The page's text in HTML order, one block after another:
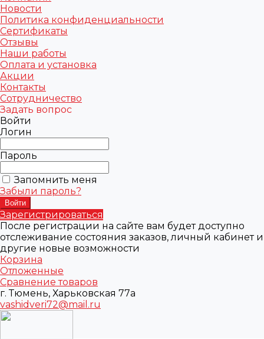
Новости
Политика конфиденциальности
Сертификаты
Отзывы
Наши работы
Оплата и установка
Акции
Контакты
Сотрудничество
Задать вопрос
Войти
Логин
Пароль
Запомнить меня
Забыли пароль?
Зарегистрироваться
После регистрации на сайте вам будет доступно
отслеживание состояния заказов, личный кабинет и
другие новые возможности
Корзина
Отложенные
Сравнение товаров
г. Тюмень, Харьковская 77а
vashidveri72@mail.ru